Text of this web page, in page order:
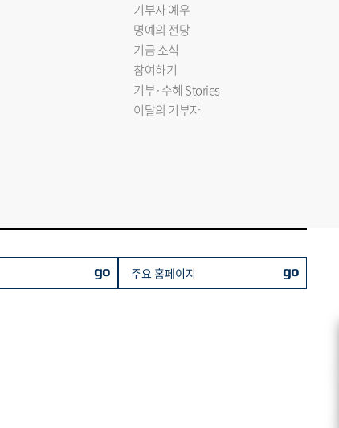
기부자 예우
명예의 전당
기금 소식
참여하기
기부·수혜 Stories
이달의 기부자
go 주요 홈페이지 go